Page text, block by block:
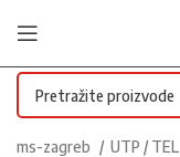
ms-zagreb UTP / TEL